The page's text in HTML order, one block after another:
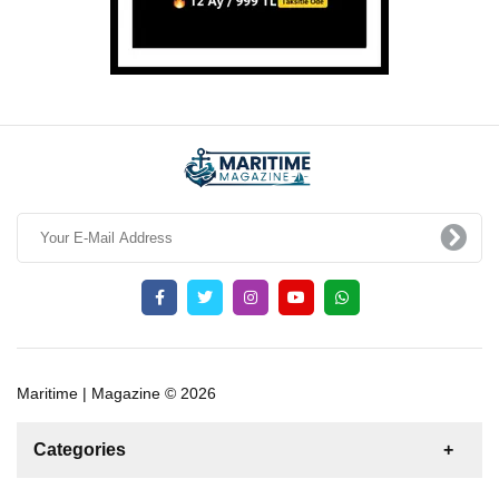
Maritime | Magazine © 2026
Categories